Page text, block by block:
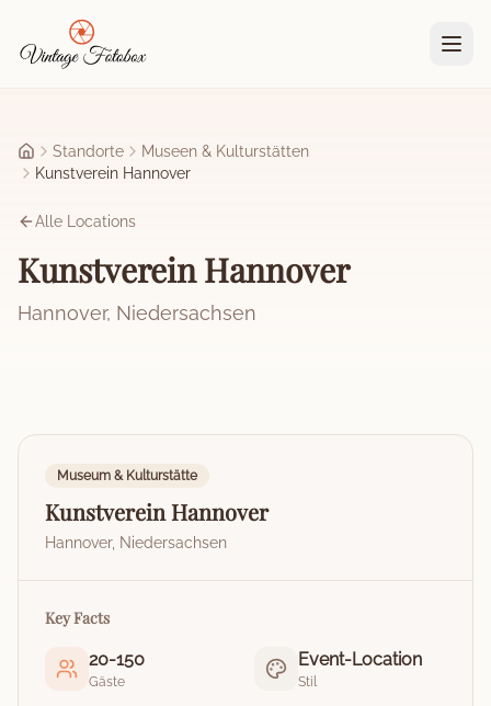
Startseite
Standorte
Museen & Kulturstätten
Kunstverein Hannover
Alle Locations
Kunstverein Hannover
Hannover, Niedersachsen
Museum & Kulturstätte
Kunstverein Hannover
Hannover, Niedersachsen
Key Facts
20-150
Gäste
Event-Location
Stil